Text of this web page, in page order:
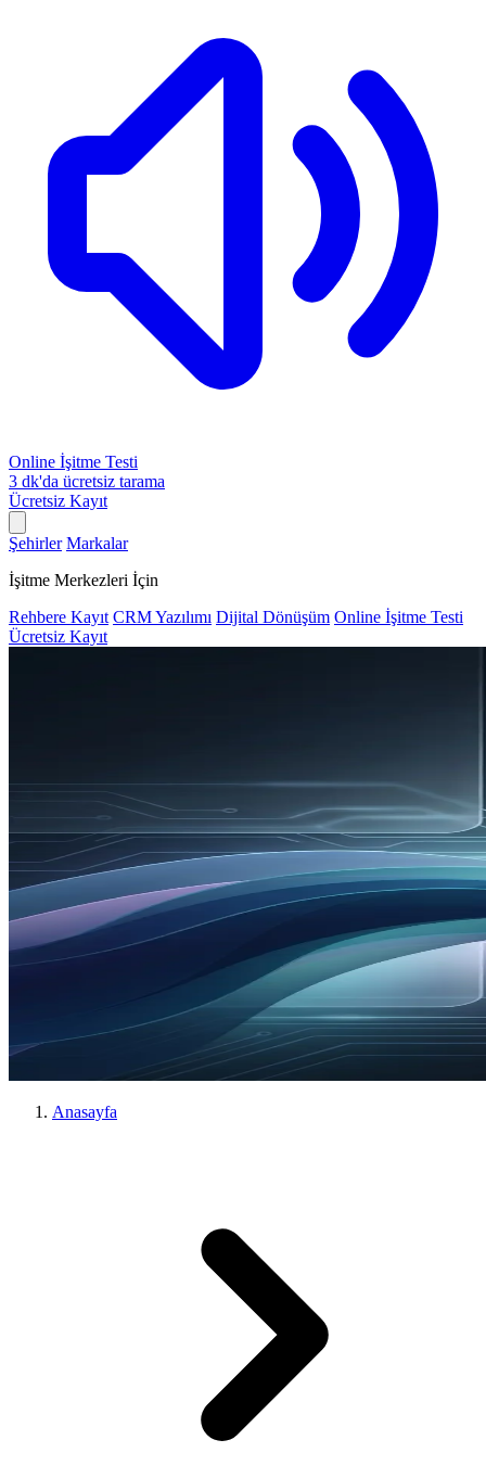
Online İşitme Testi
3 dk'da ücretsiz tarama
Ücretsiz Kayıt
Şehirler Markalar
İşitme Merkezleri İçin
Rehbere Kayıt CRM Yazılımı Dijital Dönüşüm Online İşitme Testi
Ücretsiz Kayıt
Anasayfa